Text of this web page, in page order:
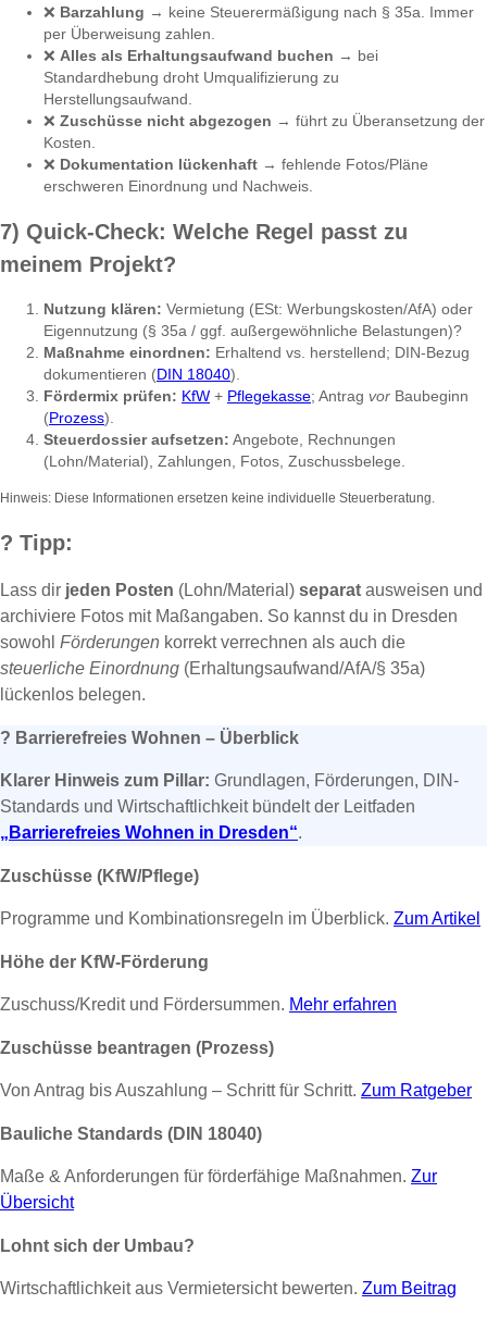
❌ Barzahlung → keine Steuerermäßigung nach § 35a. Immer
per Überweisung zahlen.
❌ Alles als Erhaltungsaufwand buchen → bei
Standardhebung droht Umqualifizierung zu
Herstellungsaufwand.
❌ Zuschüsse nicht abgezogen → führt zu Überansetzung der
Kosten.
❌ Dokumentation lückenhaft → fehlende Fotos/Pläne
erschweren Einordnung und Nachweis.
7) Quick-Check: Welche Regel passt zu
meinem Projekt?
Nutzung klären: Vermietung (ESt: Werbungskosten/AfA) oder
Eigennutzung (§ 35a / ggf. außergewöhnliche Belastungen)?
Maßnahme einordnen: Erhaltend vs. herstellend; DIN-Bezug
dokumentieren (DIN 18040).
Fördermix prüfen: KfW + Pflegekasse; Antrag vor Baubeginn
(Prozess).
Steuerdossier aufsetzen: Angebote, Rechnungen
(Lohn/Material), Zahlungen, Fotos, Zuschussbelege.
Hinweis: Diese Informationen ersetzen keine individuelle Steuerberatung.
? Tipp:
Lass dir jeden Posten (Lohn/Material) separat ausweisen und
archiviere Fotos mit Maßangaben. So kannst du in Dresden
sowohl Förderungen korrekt verrechnen als auch die
steuerliche Einordnung (Erhaltungsaufwand/AfA/§ 35a)
lückenlos belegen.
? Barrierefreies Wohnen – Überblick
Klarer Hinweis zum Pillar: Grundlagen, Förderungen, DIN-
Standards und Wirtschaftlichkeit bündelt der Leitfaden
„Barrierefreies Wohnen in Dresden“.
Zuschüsse (KfW/Pflege)
Programme und Kombinationsregeln im Überblick. Zum Artikel
Höhe der KfW-Förderung
Zuschuss/Kredit und Fördersummen. Mehr erfahren
Zuschüsse beantragen (Prozess)
Von Antrag bis Auszahlung – Schritt für Schritt. Zum Ratgeber
Bauliche Standards (DIN 18040)
Maße & Anforderungen für förderfähige Maßnahmen. Zur
Übersicht
Lohnt sich der Umbau?
Wirtschaftlichkeit aus Vermietersicht bewerten. Zum Beitrag